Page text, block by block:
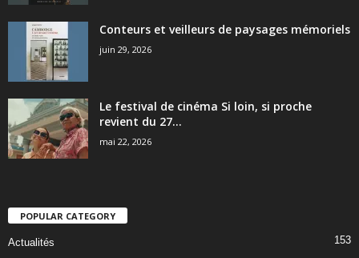
Conteurs et veilleurs de paysages mémoriels
juin 29, 2026
Le festival de cinéma Si loin, si proche
revient du 27...
mai 22, 2026
POPULAR CATEGORY
Actualités
153